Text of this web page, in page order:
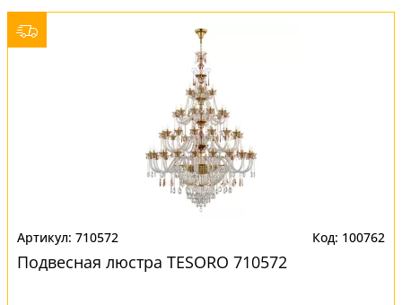
710572 100762
Подвесная люстра TESORO 710572